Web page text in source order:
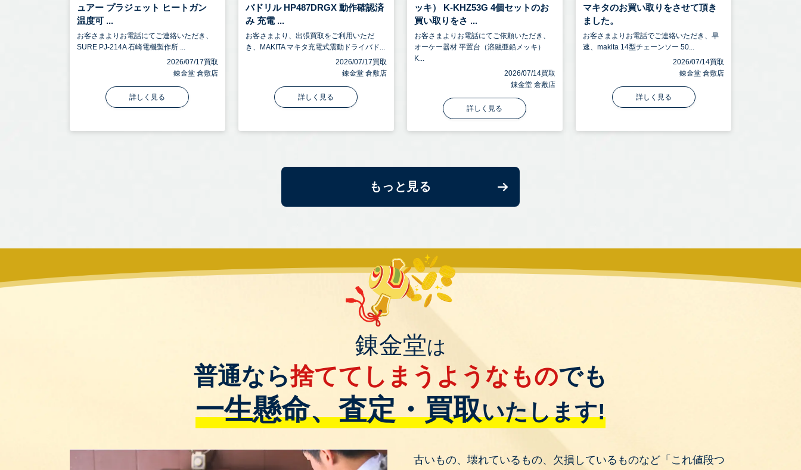
ュアー プラジェット ヒートガン
温度可 ...
お客さまよりお電話にてご連絡いただき、
SURE PJ-214A 石崎電機製作所 ...
2026/07/17買取
錬金堂 倉敷店
詳しく見る
バドリル HP487DRGX 動作確認済
み 充電 ...
お客さまより、出張買取をご利用いただ
き、MAKITA マキタ充電式震動ドライバド...
2026/07/17買取
錬金堂 倉敷店
詳しく見る
ッキ） K-KHZ53G 4個セットのお
買い取りをさ ...
お客さまよりお電話にてご依頼いただき、
オーケー器材 平置台（溶融亜鉛メッキ）
K...
2026/07/14買取
錬金堂 倉敷店
詳しく見る
マキタのお買い取りをさせて頂き
ました。
お客さまよりお電話でご連絡いただき、早
速、makita 14型チェーンソー 50...
2026/07/14買取
錬金堂 倉敷店
詳しく見る
もっと見る
錬金堂は
普通なら捨ててしまうようなものでも
一生懸命、査定・買取いたします!
古いもの、壊れているもの、欠損しているものなど「これ値段つ